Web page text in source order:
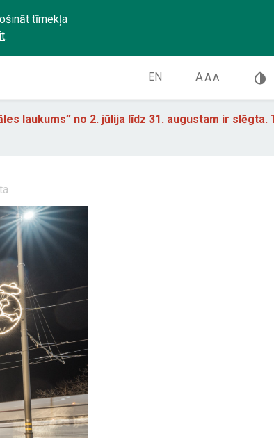
tīmekļa
.
EN AAA
laukums” no 2. jūlija līdz 31. augustam ir slēgta.